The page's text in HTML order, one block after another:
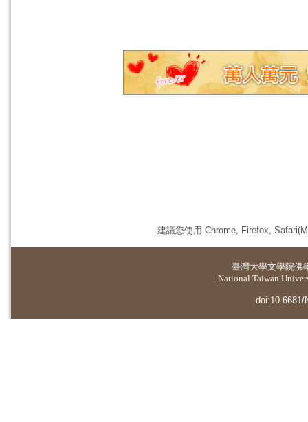
建議您使用 Chrome, Firefox,
臺灣大學文學院佛
National Taiwan
doi:10.6681/